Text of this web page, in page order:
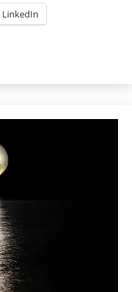
LinkedIn